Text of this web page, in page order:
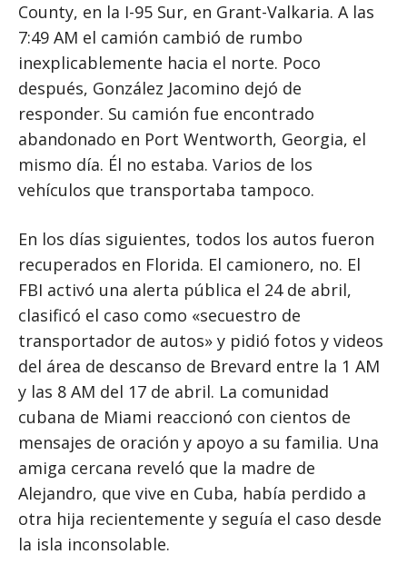
County, en la I-95 Sur, en Grant-Valkaria. A las
7:49 AM el camión cambió de rumbo
inexplicablemente hacia el norte. Poco
después, González Jacomino dejó de
responder. Su camión fue encontrado
abandonado en Port Wentworth, Georgia, el
mismo día. Él no estaba. Varios de los
vehículos que transportaba tampoco.
En los días siguientes, todos los autos fueron
recuperados en Florida. El camionero, no. El
FBI activó una alerta pública el 24 de abril,
clasificó el caso como «secuestro de
transportador de autos» y pidió fotos y videos
del área de descanso de Brevard entre la 1 AM
y las 8 AM del 17 de abril. La comunidad
cubana de Miami reaccionó con cientos de
mensajes de oración y apoyo a su familia. Una
amiga cercana reveló que la madre de
Alejandro, que vive en Cuba, había perdido a
otra hija recientemente y seguía el caso desde
la isla inconsolable.